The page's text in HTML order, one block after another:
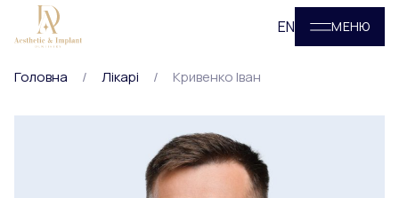
МЕНЮ
EN
Головна Лікарі Кривенко Іван